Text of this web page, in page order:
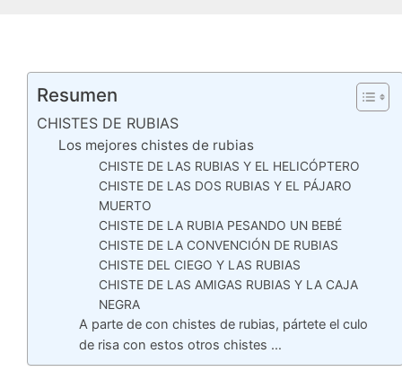
Resumen
CHISTES DE RUBIAS
Los mejores chistes de rubias
CHISTE DE LAS RUBIAS Y EL HELICÓPTERO
CHISTE DE LAS DOS RUBIAS Y EL PÁJARO
MUERTO
CHISTE DE LA RUBIA PESANDO UN BEBÉ
CHISTE DE LA CONVENCIÓN DE RUBIAS
CHISTE DEL CIEGO Y LAS RUBIAS
CHISTE DE LAS AMIGAS RUBIAS Y LA CAJA
NEGRA
A parte de con chistes de rubias, pártete el culo
de risa con estos otros chistes …